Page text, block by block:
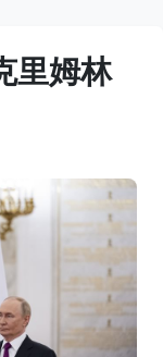
里姆林